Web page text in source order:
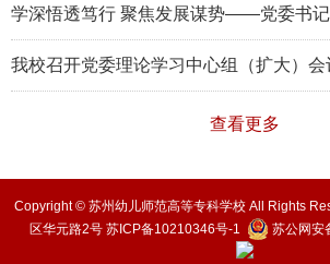
学深悟透笃行 聚焦发展谋势——党委书
师生宣讲党的二十大精神
我校召开党委理论学习中心组（扩大）会
查看更多
Copyright © 苏州幼儿师范高等专科学校 All Rights
区华元路2号 苏ICP备10210346号-1 苏公网安